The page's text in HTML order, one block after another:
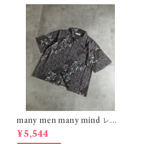
many men many mind レー
ヨン 総柄シャツ 花柄 ブラック
M2615061
¥5,544